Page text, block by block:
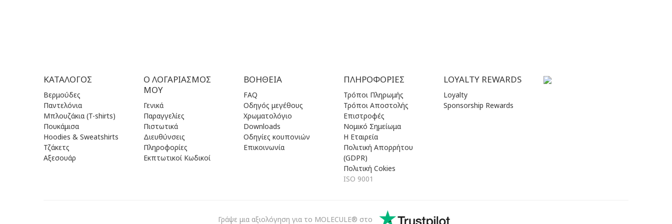
ΚΑΤΆΛΟΓΟΣ
Βερμούδες
Παντελόνια
Μπλουζάκια (T-shirts)
Πουκάμισα
Hoodies & Sweatshirts
Τζάκετς
Αξεσουάρ
Ο ΛΟΓΑΡΙΑΣΜΌΣ
ΜΟΥ
Γενικά
Παραγγελίες
Πιστωτικά
Διευθύνσεις
Πληροφορίες
Εκπτωτικοί Κωδικοί
ΒΟΉΘΕΙΑ
FAQ
Οδηγός μεγέθους
Χρωματολόγιο
Downloads
Οδηγίες κουπονιών
Επικοινωνία
ΠΛΗΡΟΦΟΡΊΕΣ
Τρόποι Πληρωμής
Τρόποι Αποστολής
Επιστροφές
Νομικό Σημείωμα
Η Εταιρεία
Πολιτική Απορρήτου
(GDPR)
Πολιτική Cokies
ISO 9001
LOYALTY REWARDS
Loyalty
Sponsorship Rewards
Γράψε μια αξιολόγηση για το MOLECULE® στο